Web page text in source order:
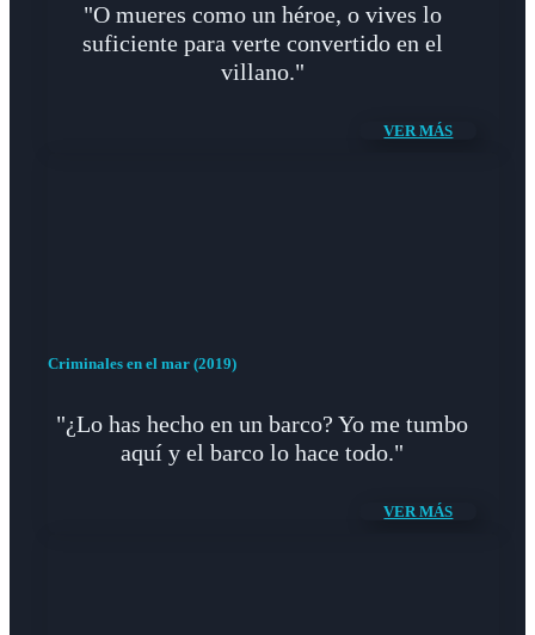
"O mueres como un héroe, o vives lo
suficiente para verte convertido en el
villano."
VER MÁS
Criminales en el mar (2019)
"¿Lo has hecho en un barco? Yo me tumbo
aquí y el barco lo hace todo."
VER MÁS